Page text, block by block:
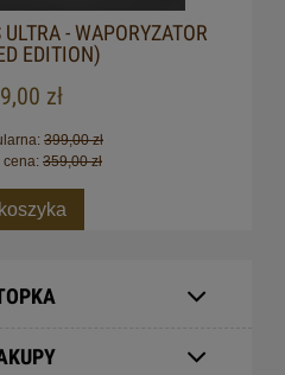
- WAPORYZATOR
EDITION)
zł
399,00 zł
cena: 359,00 zł